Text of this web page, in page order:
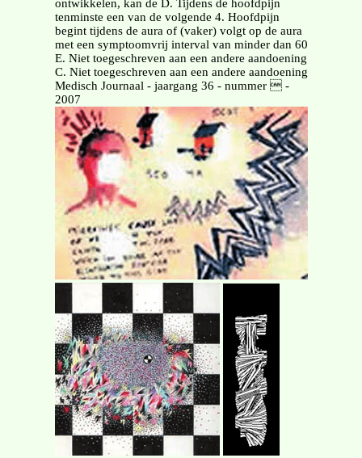
ontwikkelen, kan de D. Tijdens de hoofdpijn
tenminste een van de volgende 4. Hoofdpijn
begint tijdens de aura of (vaker) volgt op de aura
met een symptoomvrij interval van minder dan 60
E. Niet toegeschreven aan een andere aandoening
C. Niet toegeschreven aan een andere aandoening
Medisch Journaal - jaargang 36 - nummer  -
2007